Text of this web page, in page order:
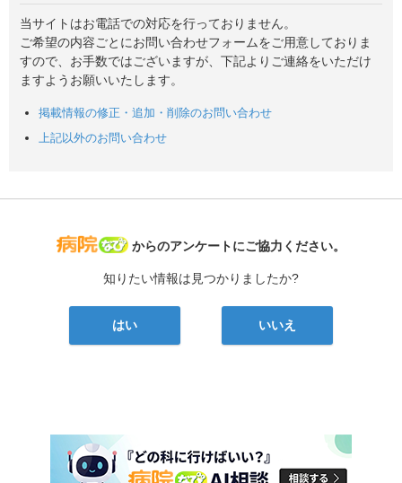
当サイトはお電話での対応を行っておりません。
ご希望の内容ごとにお問い合わせフォームをご用意しておりま
すので、お手数ではございますが、下記よりご連絡をいただけ
ますようお願いいたします。
掲載情報の修正・追加・削除のお問い合わせ
上記以外のお問い合わせ
病院なび
からのアンケートにご協力ください。
知りたい情報は見つかりましたか?
はい いいえ